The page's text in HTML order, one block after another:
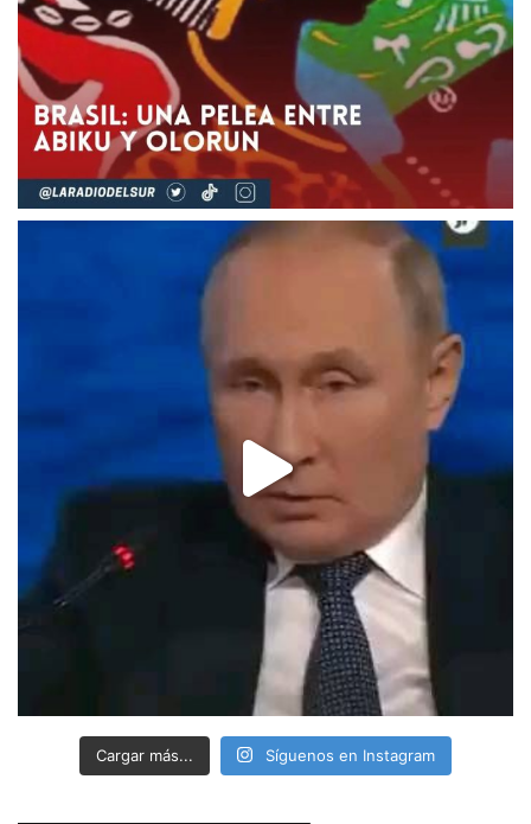
Cargar más... Síguenos en Instagram